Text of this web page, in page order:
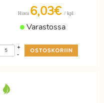
Hinta 6,03€ / kpl
Varastossa
-
+